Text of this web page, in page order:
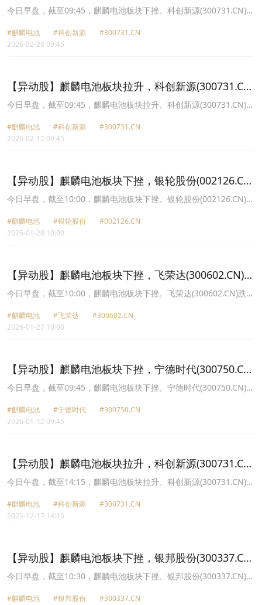
跌5.04%
今日早盘，截至09:45，麒麟电池板块下挫。科创新源(300731.CN)跌
达(300602.CN)跌2.89%报36.9元，富临精工(300432.CN)跌1.19%报
18.3元，银邦股份(300337.CN)跌1.03%报14.48元，铭利达
#麒麟电池 #科创新源
#300731.CN
2026-02-26 09:45
【异动股】麒麟电池板块拉升，科创新源(300731.CN)
涨11.36%
今日早盘，截至09:45，麒麟电池板块拉升。科创新源(300731.CN)涨
达(300602.CN)涨5.15%报36.16元，铭利达(301268.CN)涨2.28%报
24.66元，宁德时代(300750.CN)涨1.48%报373.46元，富临精工
#麒麟电池 #科创新源
#300731.CN
2026-02-12 09:45
【异动股】麒麟电池板块下挫，银轮股份(002126.CN)
跌3.26%
今日早盘，截至10:00，麒麟电池板块下挫。银轮股份(002126.CN)跌
达(301268.CN)跌2.82%报20.01元，飞荣达(300602.CN)跌2.76%报
34.52元，瑞泰新材(301238.CN)跌1.75%报21.32元，富临精工
#麒麟电池 #银轮股份
#002126.CN
2026-01-28 10:00
【异动股】麒麟电池板块下挫，飞荣达(300602.CN)跌
6.21%
今日早盘，截至10:00，麒麟电池板块下挫。飞荣达(300602.CN)跌
达(301268.CN)跌5.66%报19.68元，银邦股份(300337.CN)跌5.08%
报15.87元，富临精工(300432.CN)跌3.95%报17.73元，科创新源
#麒麟电池 #飞荣达
#300602.CN
2026-01-27 10:00
【异动股】麒麟电池板块下挫，宁德时代(300750.CN)
跌4.5%
今日早盘，截至09:45，麒麟电池板块下挫。宁德时代(300750.CN)跌
精工(300432.CN)跌2.55%报17.94元，科创新源(300731.CN)跌
2.20%报54.2元，瑞泰新材(301238.CN)跌1.56%报21.39元。
#麒麟电池 #宁德时代
#300750.CN
2026-01-12 09:45
【异动股】麒麟电池板块拉升，科创新源(300731.CN)
涨10.98%
今日午盘，截至14:15，麒麟电池板块拉升。科创新源(300731.CN)涨
达(300602.CN)涨8.43%报29.57元，银轮股份(002126.CN)涨3.79%
报34.23元，富临精工(300432.CN)涨2.67%报15.38元，瑞泰新材
#麒麟电池 #科创新源
#300731.CN
2025-12-17 14:15
【异动股】麒麟电池板块下挫，银邦股份(300337.CN)
跌9.81%
今日早盘，截至10:30，麒麟电池板块下挫。银邦股份(300337.CN)跌
精工(300432.CN)跌2.83%报15.09元，飞荣达(300602.CN)跌2.49%
#麒麟电池 #银邦股份
#300337.CN